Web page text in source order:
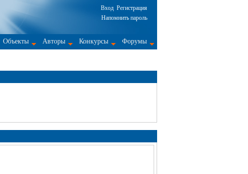
Вход Регистрация
Напомнить пароль
Объекты Авторы Конкурсы Форумы